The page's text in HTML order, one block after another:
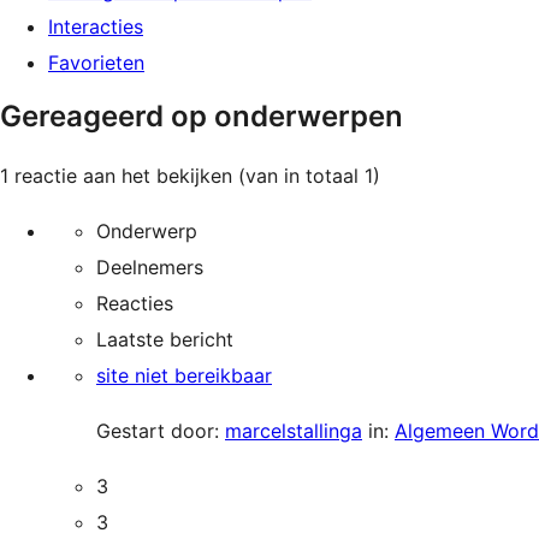
Interacties
Favorieten
Gereageerd op onderwerpen
1 reactie aan het bekijken (van in totaal 1)
Onderwerp
Deelnemers
Reacties
Laatste bericht
site niet bereikbaar
Gestart door: marcelstallinga in: Algemeen
3
3